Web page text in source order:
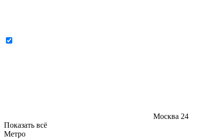
Москва 24
Показать всё
Метро